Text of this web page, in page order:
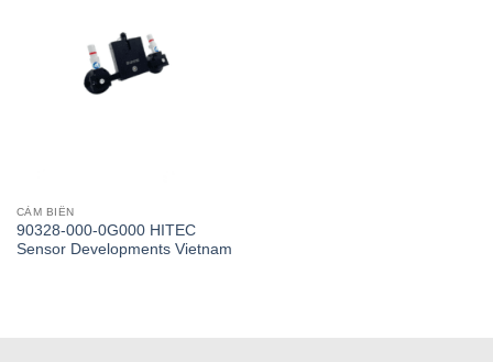
CẢM BIẾN
90328-000-0G000 HITEC
Sensor Developments Vietnam